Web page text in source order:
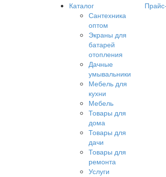
Каталог
Сантехника
оптом
Экраны для
батарей
отопления
Дачные
умывальники
Мебель для
кухни
Мебель
Товары для
дома
Товары для
дачи
Товары для
ремонта
Услуги